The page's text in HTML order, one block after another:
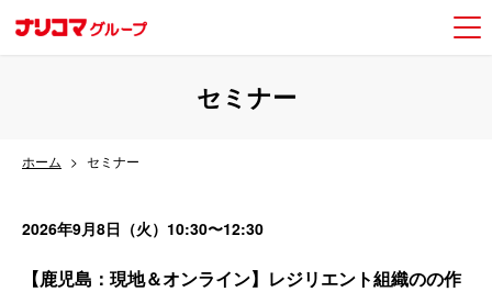
セミナー
ホーム セミナー
2026年9月8日（火）10:30〜12:30
【鹿児島：現地＆オンライン】レジリエント組織のの作